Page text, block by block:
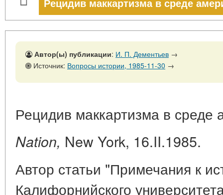
Рецидив маккартизма в среде
Автор(ы) публикации: И. П. Дементьев →
Источник: Вопросы истории, 1985-11-30 →
Рецидив маккартизма в среде
Nation, New York, 16.II.1985.
Автор статьи "Примечания к
Калифорнийского